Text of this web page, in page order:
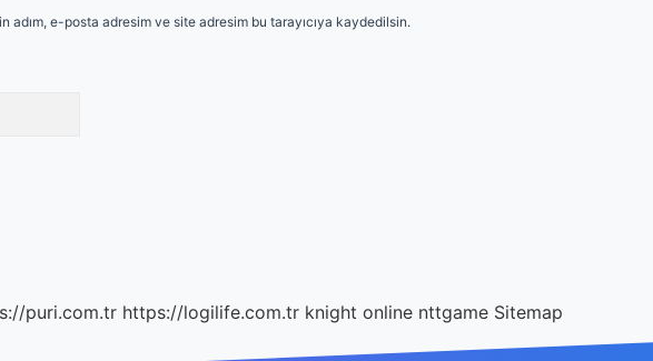
adım, e-posta adresim ve site adresim bu tarayıcıya kaydedilsin.
puri.com.tr https://logilife.com.tr knight online nttgame Sitemap